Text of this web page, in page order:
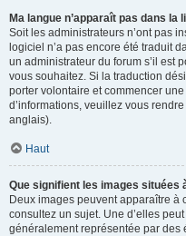
Ma langue n’apparaît pas dans la
Soit les administrateurs n’ont pas
logiciel n’a pas encore été traduit
un administrateur du forum s’il est
vous souhaitez. Si la traduction
porter volontaire et commencer
d’informations, veuillez vous
anglais).
Haut
Que signifient les images situées
Deux images peuvent apparaître à
consultez un sujet. Une d’elles
généralement représentée par des